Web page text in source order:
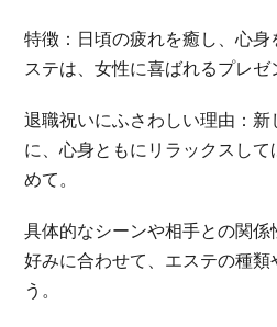
特徴：日頃の疲れを癒し、心
ステは、女性に喜ばれるプレゼ
退職祝いにふさわしい理由：
に、心身ともにリラックスし
めて。
具体的なシーンや相手との関
好みに合わせて、エステの種類
う。